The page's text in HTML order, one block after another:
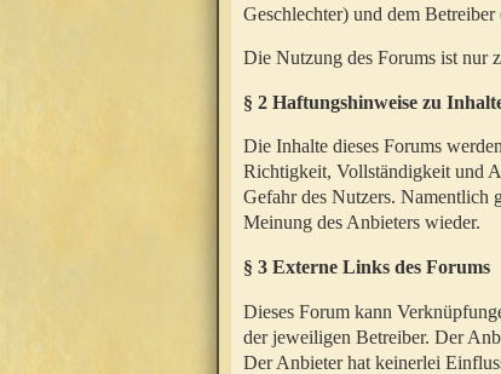
Geschlechter) und dem
Die Nutzung des Forums ist nur
§ 2 Haftungshinweise zu
Die Inhalte dieses Forums
Richtigkeit, Vollständigkeit und
Gefahr des Nutzers. Namentlich
Meinung des Anbieters wieder.
§ 3 Externe Links des Forums
Dieses Forum kann
der jeweiligen Betreiber. Der
Der Anbieter hat keinerlei